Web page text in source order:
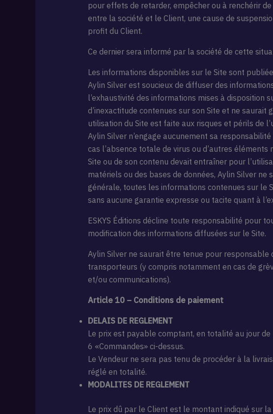
pour effets de retarder, empêcher ou à renchérir
entre la société et le Client, une cause de
profit du Client.
Ce dernier sera informé par la société de cette
Les informations disponibles sur le Site sont
Aylin Silver est soucieux de diffuser des
l’exhaustivité des informations mises à disposition
d’inexactitude contenues sur son Site et ne
utilisation du Site est faite aux risques et périls de
Aylin Silver n’engage aucunement sa
cas l’absence totale de virus ou d’autres
Site ou de son contenu devait entraîner pour
matériels ou des bases de données, Aylin Silver
générale, toutes les informations contenues sur le
sans aucune garantie expresse ou tacite quant à
ESKYS Éditions décline toute responsabilité pour
modification des informations diffusées sur le Site.
Aylin Silver ne saurait être tenue pour
transporteurs (y compris notamment en cas de
et/ou communications).
Article 10 – Conditions de paiement
DELAIS DE REGLEMENT
Le prix est payable comptant, en totalité au jour
6 «Commandes» ci-dessus.
Le Vendeur ne sera pas tenu de procéder à la
réglé en totalité.
MODALITES DE REGLEMENT
Le prix dû par le Client est le montant indiqué sur